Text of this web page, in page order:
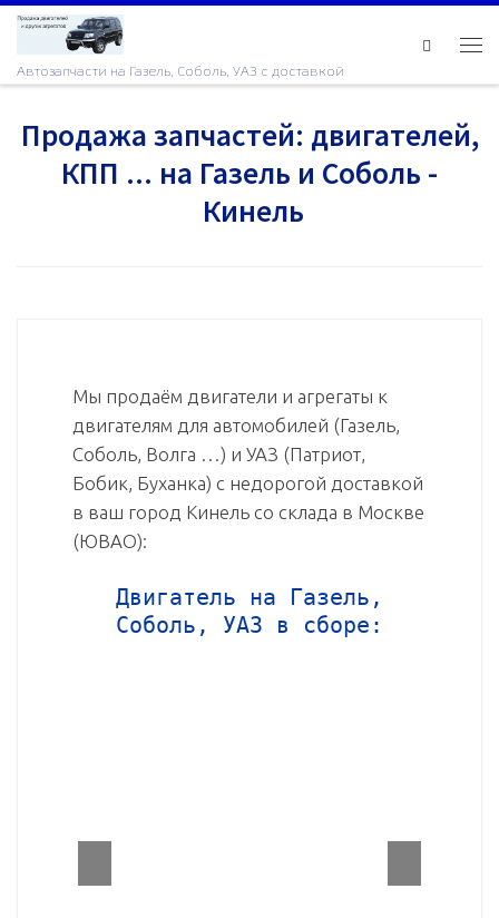
Skip to content
Автозапчасти на Газель, Соболь, УАЗ с доставкой
Продажа запчастей: двигателей,
КПП ... на Газель и Соболь -
Кинель
Мы продаём двигатели и агрегаты к
двигателям для автомобилей (Газель,
Соболь, Волга …) и УАЗ (Патриот,
Бобик, Буханка) с недорогой доставкой
в ваш город Кинель со склада в Москве
(ЮВАО):
Двигатель на Газель,
Соболь, УАЗ в сборе: